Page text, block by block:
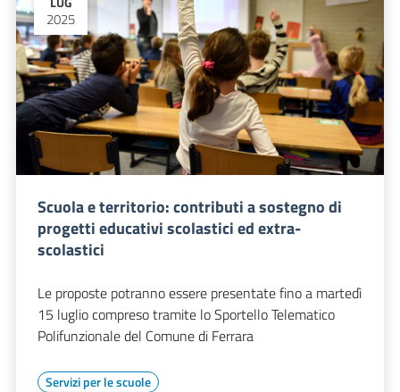
2025
Scuola e territorio: contributi a sostegno di
progetti educativi scolastici ed extra-
scolastici
Le proposte potranno essere presentate fino a martedì
15 luglio compreso tramite lo Sportello Telematico
Polifunzionale del Comune di Ferrara
Servizi per le scuole